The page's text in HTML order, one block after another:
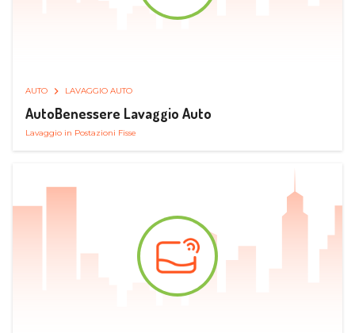
AUTO LAVAGGIO AUTO
AutoBenessere Lavaggio Auto
Lavaggio in Postazioni Fisse